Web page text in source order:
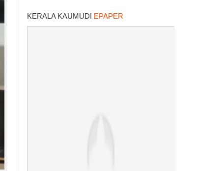
KERALA KAUMUDI EPAPER